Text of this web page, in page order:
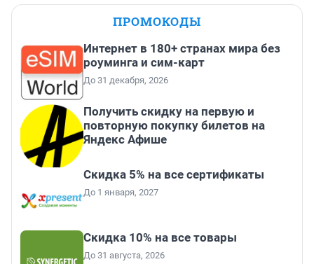
ПРОМОКОДЫ
Интернет в 180+ странах мира без
роуминга и сим-карт
До 31 декабря, 2026
Получить скидку на первую и
повторную покупку билетов на
Яндекс Афише
Скидка 5% на все сертификаты
До 1 января, 2027
Скидка 10% на все товары
До 31 августа, 2026